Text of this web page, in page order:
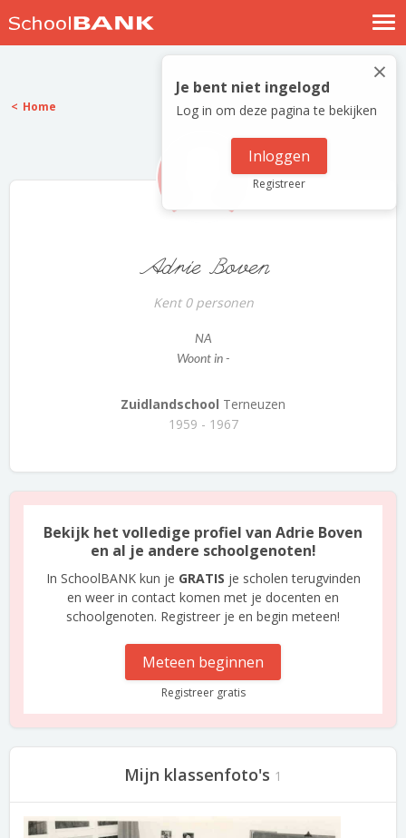
Nostalgische verhalen
Log in
Meld je gratis aan
×
Je bent niet ingelogd
Log in om deze pagina te bekijken
Inloggen
Registreer
Home
Adrie Boven
Kent 0 personen
NA
Woont in -
Zuidlandschool Terneuzen
1959 - 1967
Bekijk het volledige profiel van Adrie Boven
en al je andere schoolgenoten!
In SchoolBANK kun je GRATIS je scholen terugvinden
en weer in contact komen met je docenten en
schoolgenoten. Registreer je en begin meteen!
Meteen beginnen
Registreer gratis
Mijn klassenfoto's 1